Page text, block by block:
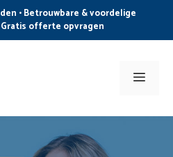
• Betrouwbare & voordelige
Gratis offerte opvragen
Menu